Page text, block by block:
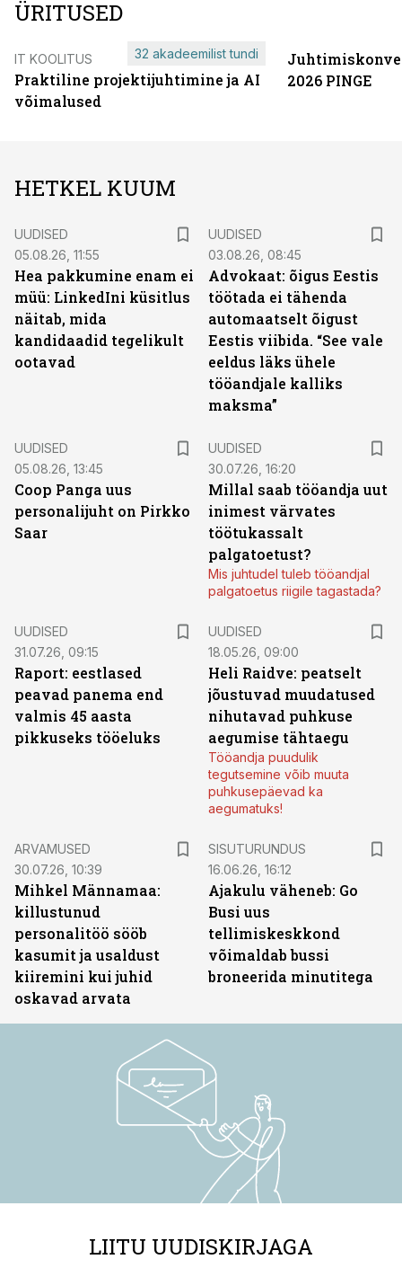
ÜRITUSED
IT KOOLITUS
Praktiline projektijuhtimine ja AI
võimalused
32 akadeemilist tundi
2026 PINGE
HETKEL KUUM
UUDISED
05.08.26, 11:55
Hea pakkumine enam ei
müü: LinkedIni küsitlus
näitab, mida
kandidaadid tegelikult
ootavad
UUDISED
03.08.26, 08:45
Advokaat: õigus Eestis
töötada ei tähenda
automaatselt õigust
Eestis viibida. “See vale
eeldus läks ühele
tööandjale kalliks
maksma”
UUDISED
05.08.26, 13:45
Coop Panga uus
personalijuht on Pirkko
Saar
UUDISED
30.07.26, 16:20
Millal saab tööandja uut
inimest värvates
töötukassalt
palgatoetust?
Mis juhtudel tuleb tööandjal
palgatoetus riigile tagastada?
UUDISED
31.07.26, 09:15
Raport: eestlased
peavad panema end
valmis 45 aasta
pikkuseks tööeluks
UUDISED
18.05.26, 09:00
Heli Raidve: peatselt
jõustuvad muudatused
nihutavad puhkuse
aegumise tähtaegu
Tööandja puudulik
tegutsemine võib muuta
puhkusepäevad ka
aegumatuks!
ARVAMUSED
30.07.26, 10:39
Mihkel Männamaa:
killustunud
personalitöö sööb
kasumit ja usaldust
kiiremini kui juhid
oskavad arvata
SISUTURUNDUS
16.06.26, 16:12
Ajakulu väheneb: Go
Busi uus
tellimiskeskkond
võimaldab bussi
broneerida minutitega
LIITU UUDISKIRJAGA